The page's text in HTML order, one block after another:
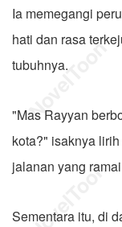
Ia memegangi
hati dan rasa
tubuhnya.
"Mas Rayyan
kota?" isaknya
jalanan yang
Sementara itu, di